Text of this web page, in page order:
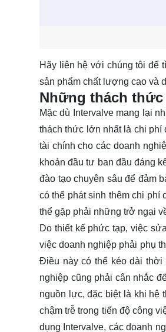
Hãy liên hệ với chúng tôi để
sản phẩm chất lượng cao và
Những thách
Mặc dù Intervalve mang lại
thách thức lớn nhất là chi phí
tài chính cho các doanh
khoản đầu tư ban đầu đáng
đào tạo chuyên sâu để đảm
có thể phát sinh thêm chi phí
thể gặp phải những trở ngại
Do thiết kế phức tạp, việc
việc doanh nghiệp phải phụ
Điều này có thể kéo dài thời
nghiệp cũng phải cân nhắc
nguồn lực, đặc biệt là khi hệ
chậm trễ trong tiến độ công
dụng Intervalve, các doanh